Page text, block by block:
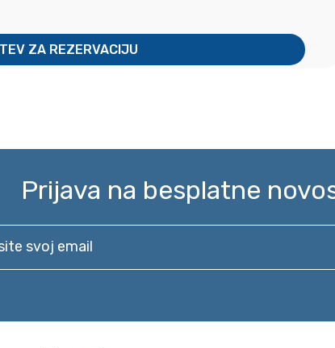
ZA REZERVACIJU
Prijava na besplatne
svoj email